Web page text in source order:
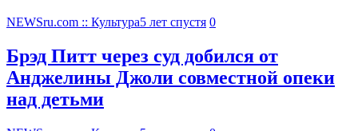
NEWSru.com :: Культура5 лет спустя 0
Брэд Питт через суд добился от
Анджелины Джоли совместной опеки
над детьми